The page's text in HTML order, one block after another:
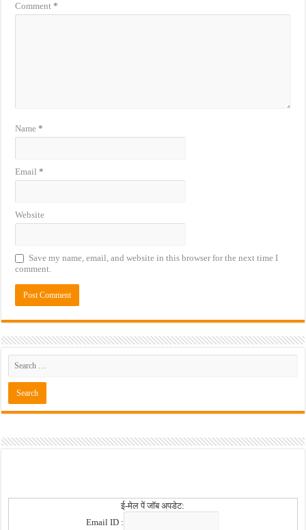
Comment*
Name*
Email*
Website
Save my name, email, and website in this browser for the next time I
comment.
ई-मेल पें जॉब अपडेट:
Email ID :